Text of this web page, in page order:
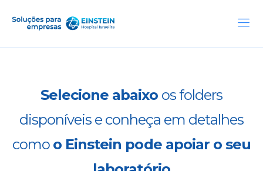
Selecione abaixo os folders
disponíveis e conheça em detalhes
como o Einstein pode apoiar o seu